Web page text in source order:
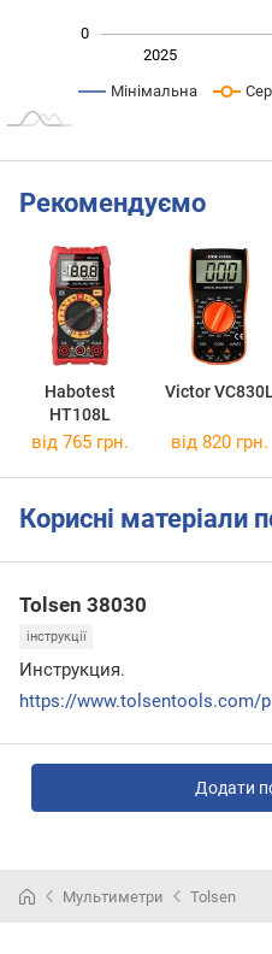
0
2025
Мінімальна
Рекомендуємо
Habotest
HT108L
Victor VC830L
від 765 грн. від 820 грн.
Корисні матеріали
Tolsen 38030
інструкції
Инструкция.
Додати
Мультиметри Tolsen